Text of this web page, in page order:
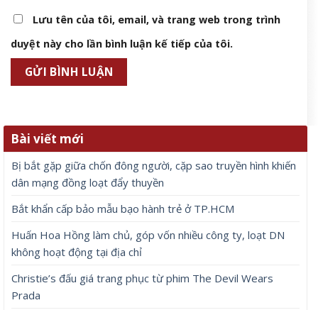
Lưu tên của tôi, email, và trang web trong trình
duyệt này cho lần bình luận kế tiếp của tôi.
Bài viết mới
Bị bắt gặp giữa chốn đông người, cặp sao truyền hình khiến
dân mạng đồng loạt đẩy thuyền
Bắt khẩn cấp bảo mẫu bạo hành trẻ ở TP.HCM
Huấn Hoa Hồng làm chủ, góp vốn nhiều công ty, loạt DN
không hoạt động tại địa chỉ
Christie’s đấu giá trang phục từ phim The Devil Wears
Prada